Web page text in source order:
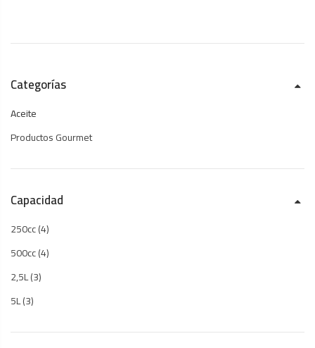
Categorías
Aceite
Productos Gourmet
Capacidad
250cc(4)
500cc(4)
2,5L(3)
5L(3)